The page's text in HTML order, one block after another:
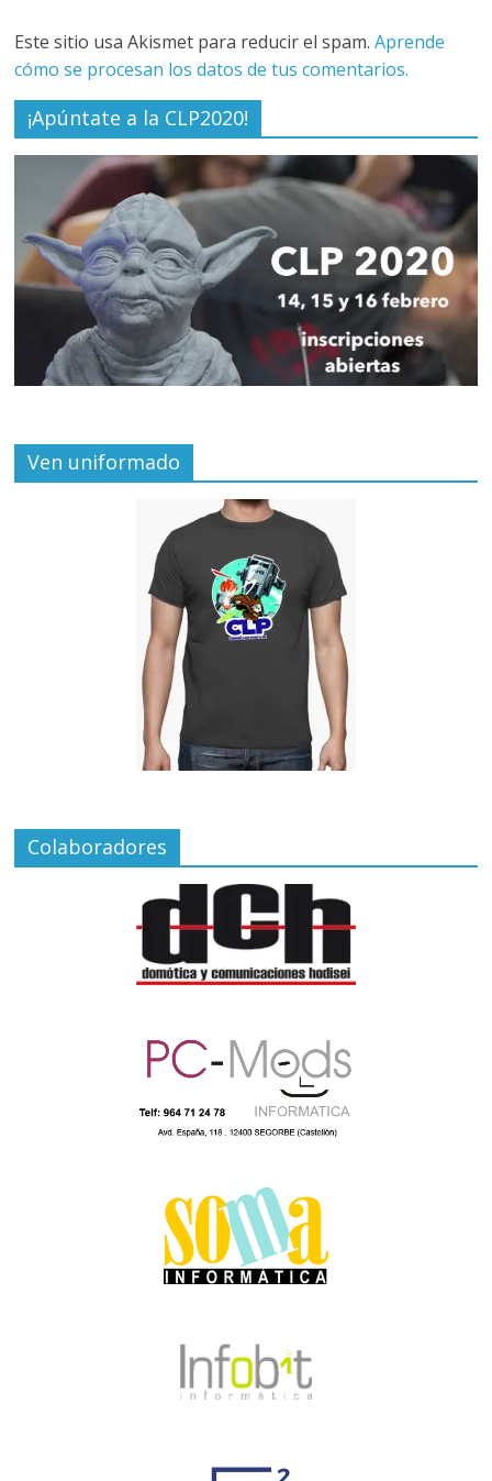
Este sitio usa Akismet para reducir el spam.Aprende
cómo se procesan los datos de tus comentarios.
¡Apúntate a la CLP2020!
Ven uniformado
Colaboradores